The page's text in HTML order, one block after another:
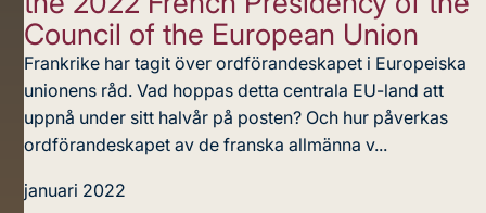
Council of the European Union
Frankrike har tagit över ordförandeskapet i Europeiska
unionens råd. Vad hoppas detta centrala EU-land att
uppnå under sitt halvår på posten? Och hur påverkas
ordförandeskapet av de franska allmänna v...
januari 2022